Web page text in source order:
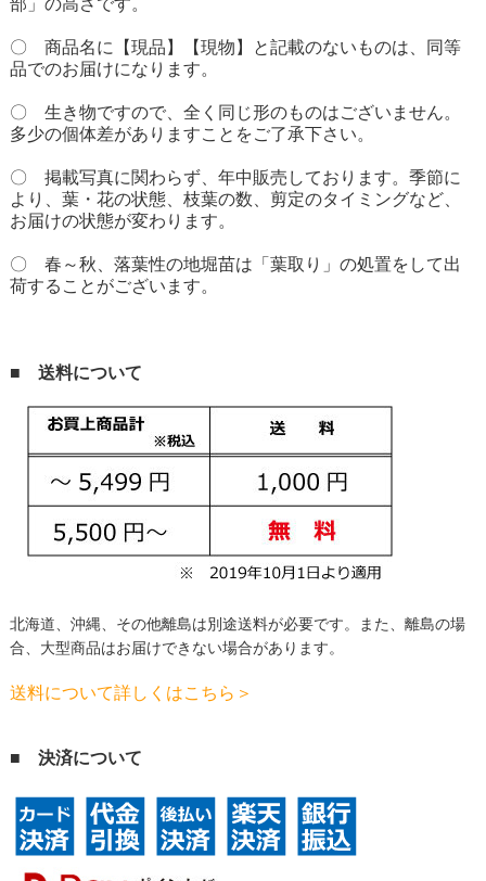
部」の高さです。
〇 商品名に【現品】【現物】と記載のないものは、同等
品でのお届けになります。
〇 生き物ですので、全く同じ形のものはございません。
多少の個体差がありますことをご了承下さい。
〇 掲載写真に関わらず、年中販売しております。季節に
より、葉・花の状態、枝葉の数、剪定のタイミングなど、
お届けの状態が変わります。
〇 春～秋、落葉性の地堀苗は「葉取り」の処置をして出
荷することがございます。
■ 送料について
北海道、沖縄、その他離島は別途送料が必要です。
また、離島の場
合、大型商品はお届けできない場合があります。
送料について詳しくはこちら＞
■ 決済について